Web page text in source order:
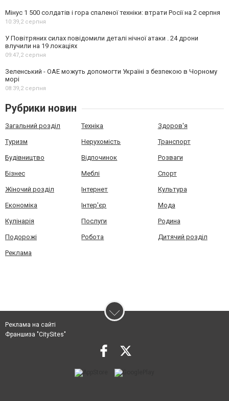
Мінус 1 500 солдатів і гора спаленої техніки: втрати Росії на 2 серпня
10:39,2 серпня
У Повітряних силах повідомили деталі нічної атаки . 24 дрони
влучили на 19 локаціях
09:47,2 серпня
Зеленський - ОАЕ можуть допомогти Україні з безпекою в Чорному
морі
08:39,2 серпня
Рубрики новин
Загальний розділ Техніка Здоров'я
Туризм Нерухомість Транспорт
Будівництво Відпочинок Розваги
Бізнес Меблі Спорт
Жіночий розділ Інтернет Культура
Економіка Інтер'єр Мода
Кулінарія Послуги Родина
Подорожі Робота Дитячий розділ
Реклама
Реклама на сайті
Франшиза "CitySites"